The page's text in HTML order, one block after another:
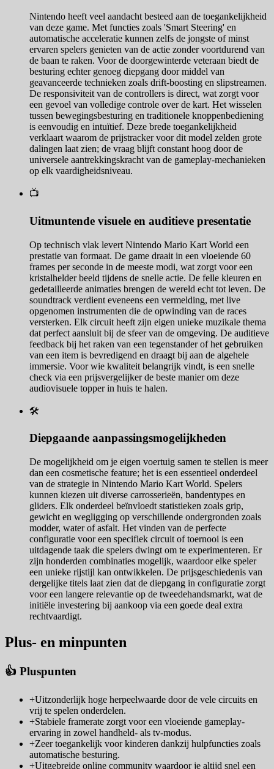
Nintendo heeft veel aandacht besteed aan de toegankelijkheid
van deze game. Met functies zoals 'Smart Steering' en
automatische acceleratie kunnen zelfs de jongste of minst
ervaren spelers genieten van de actie zonder voortdurend van
de baan te raken. Voor de doorgewinterde veteraan biedt de
besturing echter genoeg diepgang door middel van
geavanceerde technieken zoals drift-boosting en slipstreamen.
De responsiviteit van de controllers is direct, wat zorgt voor
een gevoel van volledige controle over de kart. Het wisselen
tussen bewegingsbesturing en traditionele knoppenbediening
is eenvoudig en intuïtief. Deze brede toegankelijkheid
verklaart waarom de prijstracker voor dit model zelden grote
dalingen laat zien; de vraag blijft constant hoog door de
universele aantrekkingskracht van de gameplay-mechanieken
op elk vaardigheidsniveau.
📺
Uitmuntende visuele en auditieve presentatie
Op technisch vlak levert Nintendo Mario Kart World een
prestatie van formaat. De game draait in een vloeiende 60
frames per seconde in de meeste modi, wat zorgt voor een
kristalhelder beeld tijdens de snelle actie. De felle kleuren en
gedetailleerde animaties brengen de wereld echt tot leven. De
soundtrack verdient eveneens een vermelding, met live
opgenomen instrumenten die de opwinding van de races
versterken. Elk circuit heeft zijn eigen unieke muzikale thema
dat perfect aansluit bij de sfeer van de omgeving. De auditieve
feedback bij het raken van een tegenstander of het gebruiken
van een item is bevredigend en draagt bij aan de algehele
immersie. Voor wie kwaliteit belangrijk vindt, is een snelle
check via een prijsvergelijker de beste manier om deze
audiovisuele topper in huis te halen.
🛠️
Diepgaande aanpassingsmogelijkheden
De mogelijkheid om je eigen voertuig samen te stellen is meer
dan een cosmetische feature; het is een essentieel onderdeel
van de strategie in Nintendo Mario Kart World. Spelers
kunnen kiezen uit diverse carrosserieën, bandentypes en
gliders. Elk onderdeel beïnvloedt statistieken zoals grip,
gewicht en wegligging op verschillende ondergronden zoals
modder, water of asfalt. Het vinden van de perfecte
configuratie voor een specifiek circuit of toernooi is een
uitdagende taak die spelers dwingt om te experimenteren. Er
zijn honderden combinaties mogelijk, waardoor elke speler
een unieke rijstijl kan ontwikkelen. De prijsgeschiedenis van
dergelijke titels laat zien dat de diepgang in configuratie zorgt
voor een langere relevantie op de tweedehandsmarkt, wat de
initiële investering bij aankoop via een goede deal extra
rechtvaardigt.
Plus- en minpunten
👍 Pluspunten
+Uitzonderlijk hoge herpeelwaarde door de vele circuits en
vrij te spelen onderdelen.
+Stabiele framerate zorgt voor een vloeiende gameplay-
ervaring in zowel handheld- als tv-modus.
+Zeer toegankelijk voor kinderen dankzij hulpfuncties zoals
automatische besturing.
+Uitgebreide online community waardoor je altijd snel een